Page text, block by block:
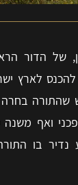
של הדור
לארץ
שהתורה
ואף
בו